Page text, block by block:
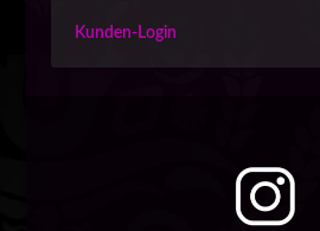
Kunden-Login